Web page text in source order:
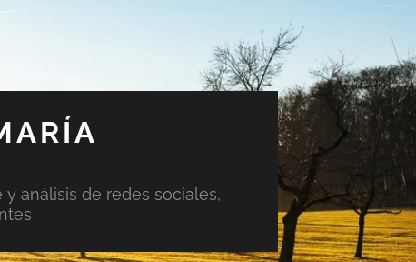
análisis de redes sociales,